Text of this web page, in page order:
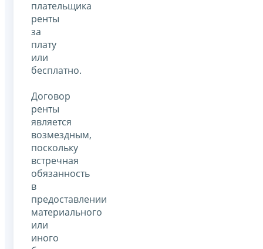
плательщика
ренты
за
плату
или
бесплатно.
Договор
ренты
является
возмездным,
поскольку
встречная
обязанность
в
предоставлении
материального
или
иного